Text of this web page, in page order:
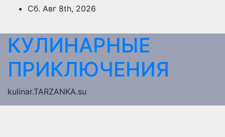
ПерейтиСб. Авг 8th, 2026
КУЛИНАРНЫЕ
ПРИКЛЮЧЕНИЯ
kulinar.TARZANKA.su